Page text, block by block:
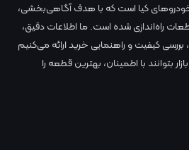
کیا است که با هدف آگاهی‌بخشی،
راه‌اندازی شده است. ما اطلاعات دقیق،
کیفیت و راهنمایی خرید ارائه می‌کنیم
بتوانند با اطمینان، بهترین قطعه را